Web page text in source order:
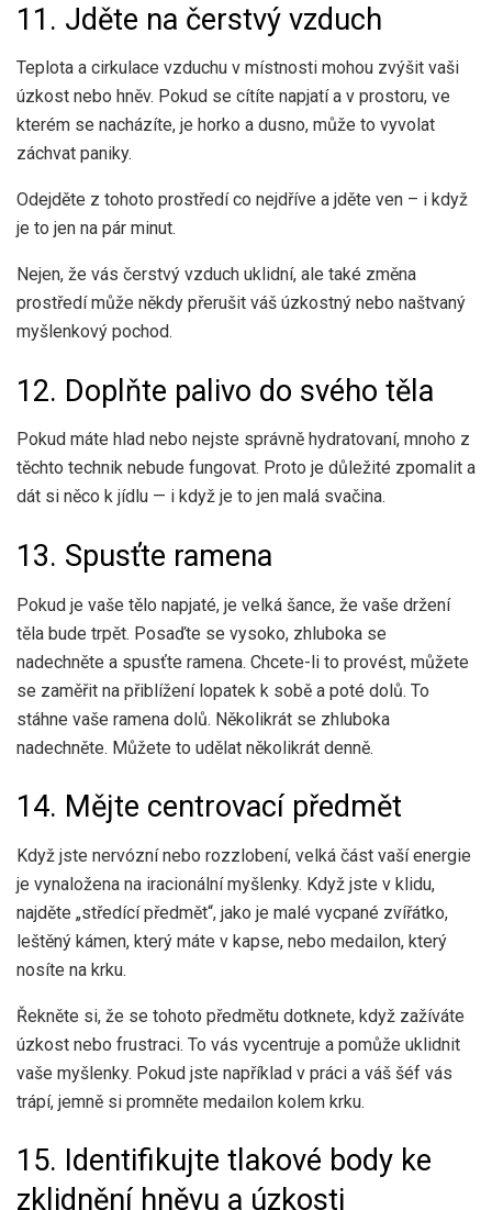
11. Jděte na čerstvý vzduch
Teplota a cirkulace vzduchu v místnosti mohou zvýšit vaši
úzkost nebo hněv. Pokud se cítíte napjatí a v prostoru, ve
kterém se nacházíte, je horko a dusno, může to vyvolat
záchvat paniky.
Odejděte z tohoto prostředí co nejdříve a jděte ven – i když
je to jen na pár minut.
Nejen, že vás čerstvý vzduch uklidní, ale také změna
prostředí může někdy přerušit váš úzkostný nebo naštvaný
myšlenkový pochod.
12. Doplňte palivo do svého těla
Pokud máte hlad nebo nejste správně hydratovaní, mnoho z
těchto technik nebude fungovat. Proto je důležité zpomalit a
dát si něco k jídlu — i když je to jen malá svačina.
13. Spusťte ramena
Pokud je vaše tělo napjaté, je velká šance, že vaše držení
těla bude trpět. Posaďte se vysoko, zhluboka se
nadechněte a spusťte ramena. Chcete-li to provést, můžete
se zaměřit na přiblížení lopatek k sobě a poté dolů. To
stáhne vaše ramena dolů. Několikrát se zhluboka
nadechněte. Můžete to udělat několikrát denně.
14. Mějte centrovací předmět
Když jste nervózní nebo rozzlobení, velká část vaší energie
je vynaložena na iracionální myšlenky. Když jste v klidu,
najděte „středící předmět“, jako je malé vycpané zvířátko,
leštěný kámen, který máte v kapse, nebo medailon, který
nosíte na krku.
Řekněte si, že se tohoto předmětu dotknete, když zažíváte
úzkost nebo frustraci. To vás vycentruje a pomůže uklidnit
vaše myšlenky. Pokud jste například v práci a váš šéf vás
trápí, jemně si promněte medailon kolem krku.
15. Identifikujte tlakové body ke
zklidnění hněvu a úzkosti